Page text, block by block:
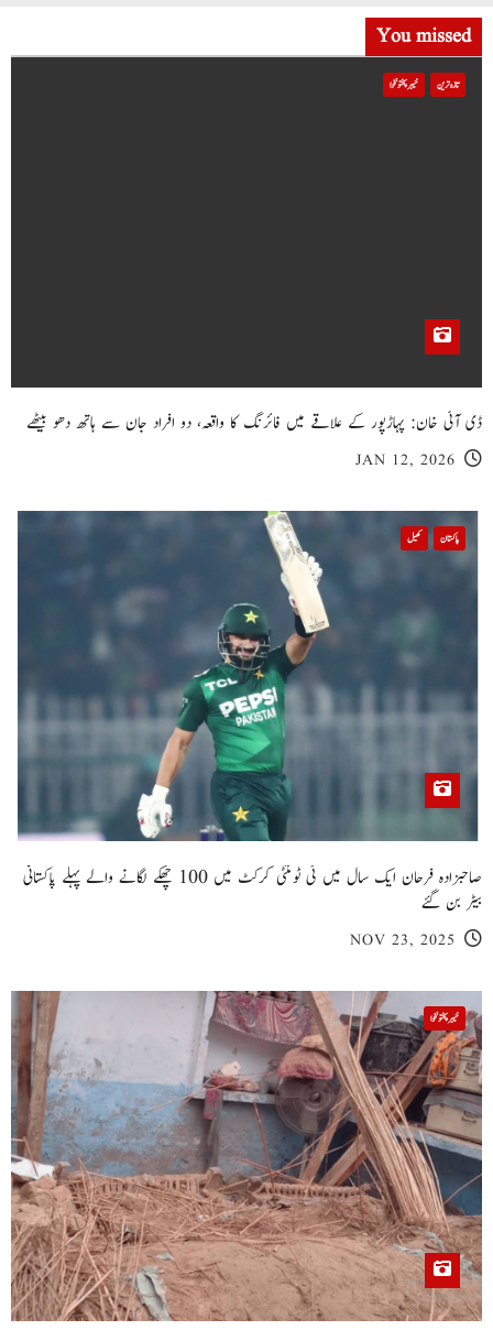
You missed
تازہ ترین خیبر پختونخوا
ڈی آئی خان: پہاڑپور کے علاقے میں فائرنگ کا واقعہ، دو افراد جان سے ہاتھ دھو بیٹھے
JAN 12, 2026
پاکستان کھیل
صاحبزادہ فرحان ایک سال میں ٹی ٹوئنٹی کرکٹ میں 100 چھکے لگانے والے پہلے پاکستانی
بیٹر بن گئے
NOV 23, 2025
خیبر پختونخوا